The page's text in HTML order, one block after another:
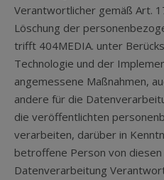
Verantwortlicher gemäß Art.
Löschung der
trifft 404MEDIA. unter
Technologie und der
angemessene Maßnahmen,
andere für die
die veröffentlichten
verarbeiten, darüber in
betroffene Person von
Datenverarbeitung